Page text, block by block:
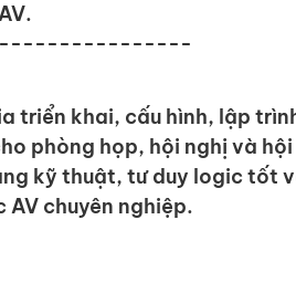
triển khai, cấu hình, lập
phòng họp, hội nghị và
kỹ thuật, tư duy logic tốt
AV chuyên nghiệp.